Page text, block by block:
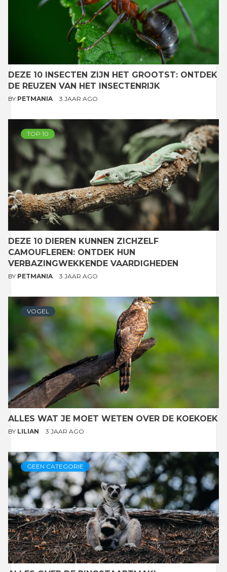
DEZE 10 INSECTEN ZIJN HET GROOTST: ONTDEK
DE REUZEN VAN HET INSECTENRIJK
BY PETMANIA 3 JAAR AGO
TOP 10
DEZE 10 DIEREN KUNNEN ZICHZELF
CAMOUFLEREN: ONTDEK HUN
VERBAZINGWEKKENDE VAARDIGHEDEN
BY PETMANIA 3 JAAR AGO
VOGEL
ALLES WAT JE MOET WETEN OVER DE KOEKOEK
BY LILIAN 3 JAAR AGO
GEEN CATEGORIE